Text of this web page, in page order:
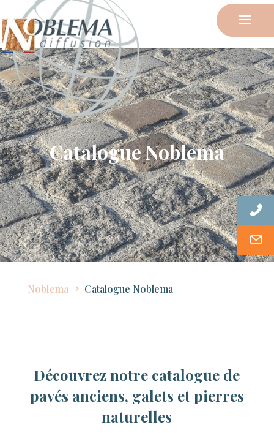
Catalogue Noblema
Noblema Catalogue Noblema
Découvrez notre catalogue de
pavés anciens, galets et pierres
naturelles